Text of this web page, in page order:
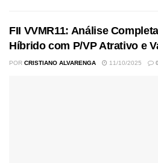
FII VVMR11: Análise
Híbrido com P/VP Atrativo e
POR CRISTIANO ALVARENGA 11/10/2025 0